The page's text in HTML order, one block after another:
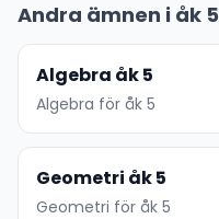
Andra ämnen i åk 5
Algebra åk 5
Algebra för åk 5
Geometri åk 5
Geometri för åk 5